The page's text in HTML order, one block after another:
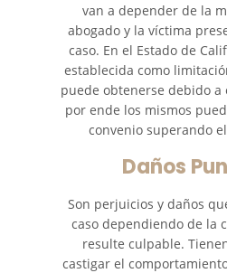
van a depender de la
abogado y la víctima
caso. En el Estado de
establecida como
puede obtenerse debido a
por ende los mismos
convenio superando
Daños
Son perjuicios y daños
caso dependiendo de la
resulte culpable.
castigar el